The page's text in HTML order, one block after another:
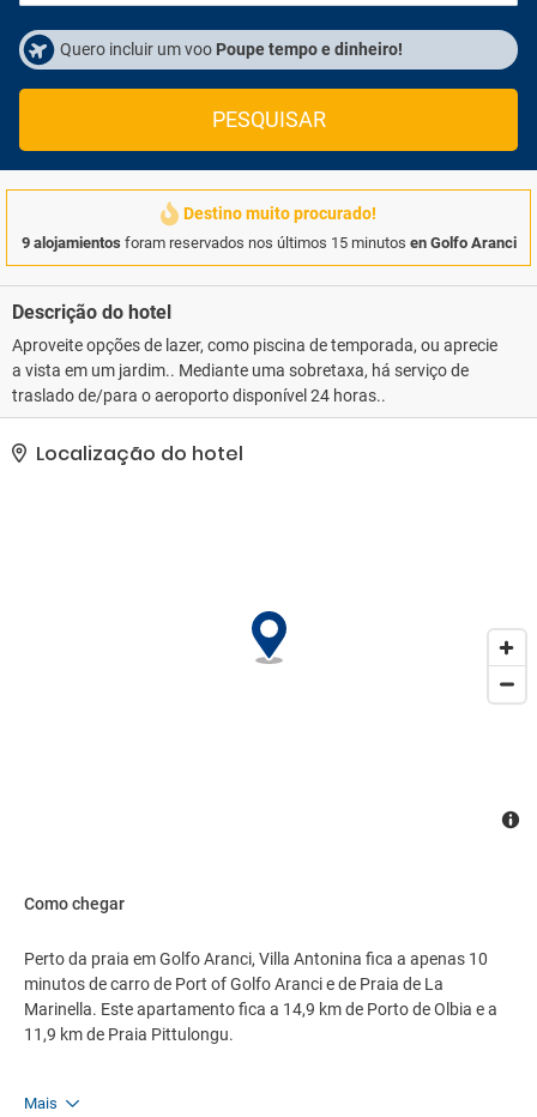
Quero incluir um voo Poupe tempo e dinheiro!
PESQUISAR
Destino muito procurado!
9 alojamientos foram reservados nos últimos 15 minutos en Golfo Aranci
Descrição do hotel
Aproveite opções de lazer, como piscina de temporada, ou aprecie
a vista em um jardim.. Mediante uma sobretaxa, há serviço de
traslado de/para o aeroporto disponível 24 horas..
Localização do hotel
Como chegar
Perto da praia em Golfo Aranci, Villa Antonina fica a apenas 10
minutos de carro de Port of Golfo Aranci e de Praia de La
Marinella. Este apartamento fica a 14,9 km de Porto de Olbia e a
11,9 km de Praia Pittulongu.
Mais